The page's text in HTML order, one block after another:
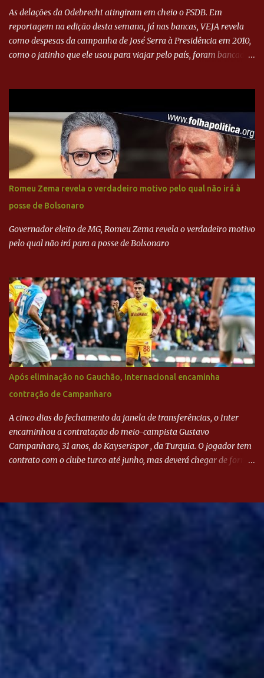
As delações da Odebrecht atingiram em cheio o PSDB. Em
reportagem na edição desta semana, já nas bancas, VEJA revela
como despesas da campanha de José Serra à Presidência em 2010,
como o jatinho que ele usou para viajar pelo país, foram bancadas
Executiva Nacional do PSDB (Valter Campanato/Agência Brasil) O
texto também põe fim a um mistério: três fontes confirmaram à
revista que o codinome “santo” que aparece em planilhas da
empreiteira refere-se ao governador de São Paulo, Geraldo
Alckmin (PSDB) — nenhum deles, no entanto, disse ter negociado
diretamente com o paulista. Depoimentos mostram como o
dinheiro da Odebrecht bancou a campanha de Serra em 2010 Leia
mais... A Lava Jato chega ao PSDB | VEJA.com
Romeu Zema revela o verdadeiro motivo pelo qual não irá à
posse de Bolsonaro
Governador eleito de MG, Romeu Zema revela o verdadeiro motivo
pelo qual não irá para a posse de Bolsonaro
Após eliminação no Gauchão, Internacional encaminha
contração de Campanharo
A cinco dias do fechamento da janela de transferências, o Inter
encaminhou a contratação do meio-campista Gustavo
Campanharo, 31 anos, do Kayserispor , da Turquia. O jogador tem
contrato com o clube turco até junho, mas deverá chegar de forma
Evian, da França, Hellas Verona, da Itália, e Ludogorets, da